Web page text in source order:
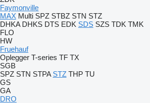
Faymonville
MAX Multi SPZ STBZ STN STZ
DHKA DHKS DTS EDK SDS SZS TDK TMK
FLO
HW
Fruehauf
Oplegger T-series TF TX
SGB
SPZ STN STPA STZ THP TU
GS
GA
DRO